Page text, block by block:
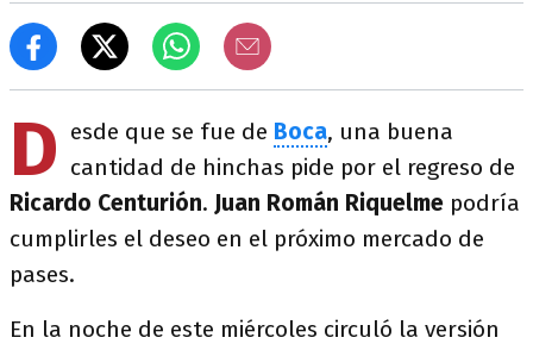
D esde que se fue de Boca, una buena
cantidad de hinchas pide por el regreso de
Ricardo Centurión. Juan Román Riquelme podría
cumplirles el deseo en el próximo mercado de
pases.
En la noche de este miércoles circuló la versión